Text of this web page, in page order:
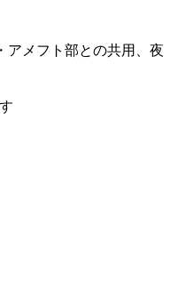
アメフト部との共用、夜